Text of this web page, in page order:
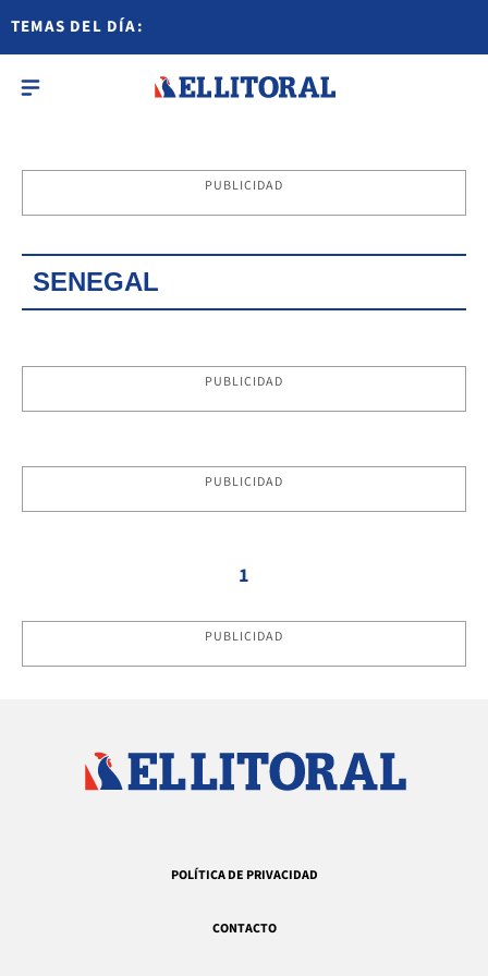
TEMAS DEL DÍA:
PUBLICIDAD
SENEGAL
PUBLICIDAD
PUBLICIDAD
1
PUBLICIDAD
POLÍTICA DE PRIVACIDAD
CONTACTO